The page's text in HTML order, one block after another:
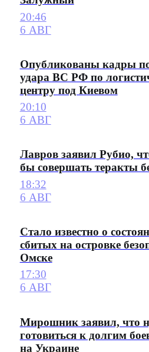
20:46
6 АВГ
Опубликованы кадры
удара ВС РФ по
центру под Киевом
20:10
6 АВГ
Лавров заявил Рубио,
бы совершать теракты
18:32
6 АВГ
Стало известно о
сбитых на островке
Омске
17:30
6 АВГ
Мирошник заявил, что
готовиться к долгим
на Украине